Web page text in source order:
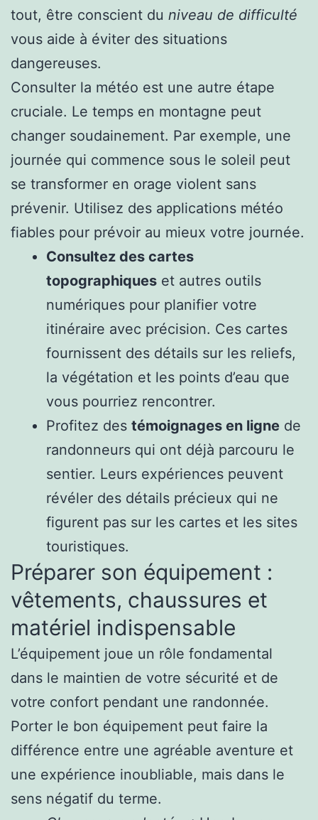
tout, être conscient du niveau de difficulté
vous aide à éviter des situations
dangereuses.
Consulter la météo est une autre étape
cruciale. Le temps en montagne peut
changer soudainement. Par exemple, une
journée qui commence sous le soleil peut
se transformer en orage violent sans
prévenir. Utilisez des applications météo
fiables pour prévoir au mieux votre journée.
Consultez des cartes
topographiques et autres outils
numériques pour planifier votre
itinéraire avec précision. Ces cartes
fournissent des détails sur les reliefs,
la végétation et les points d’eau que
vous pourriez rencontrer.
Profitez des témoignages en ligne de
randonneurs qui ont déjà parcouru le
sentier. Leurs expériences peuvent
révéler des détails précieux qui ne
figurent pas sur les cartes et les sites
touristiques.
Préparer son équipement :
vêtements, chaussures et
matériel indispensable
L’équipement joue un rôle fondamental
dans le maintien de votre sécurité et de
votre confort pendant une randonnée.
Porter le bon équipement peut faire la
différence entre une agréable aventure et
une expérience inoubliable, mais dans le
sens négatif du terme.